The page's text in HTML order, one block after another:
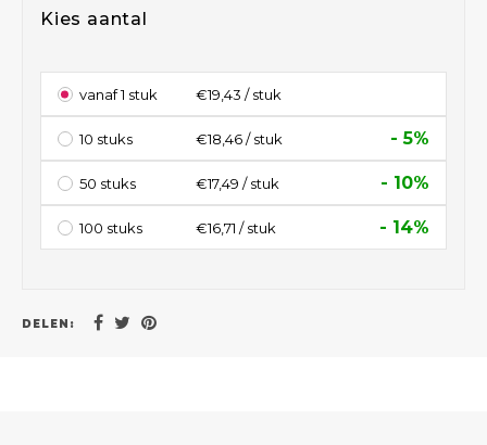
Kies aantal
vanaf 1 stuk €19,43 / stuk
10 stuks €18,46 / stuk - 5%
50 stuks €17,49 / stuk - 10%
100 stuks €16,71 / stuk - 14%
DELEN: